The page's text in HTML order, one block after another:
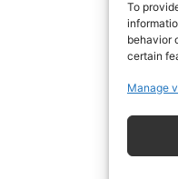
To
behavior
certain
Manage